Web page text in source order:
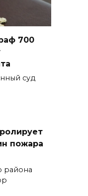
700
суд
пожара
района